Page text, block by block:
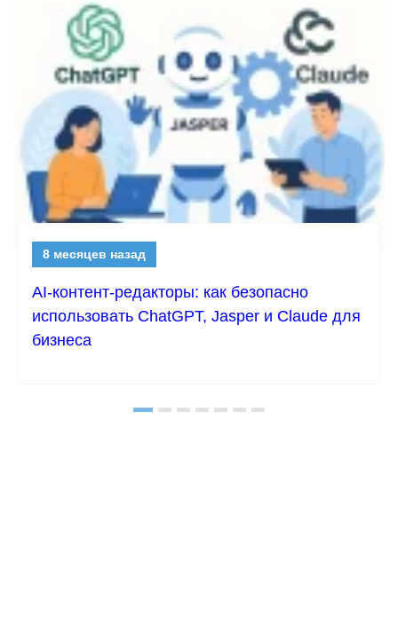
8 месяцев назад
AI-контент-редакторы: как безопасно
использовать ChatGPT, Jasper и Claude для
бизнеса